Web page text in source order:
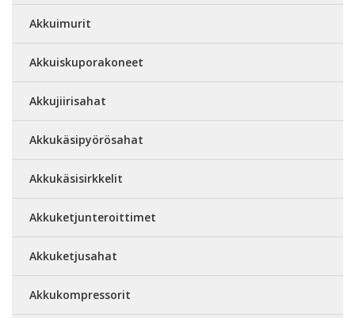
Akkuimurit
Akkuiskuporakoneet
Akkujiirisahat
Akkukäsipyörösahat
Akkukäsisirkkelit
Akkuketjunteroittimet
Akkuketjusahat
Akkukompressorit